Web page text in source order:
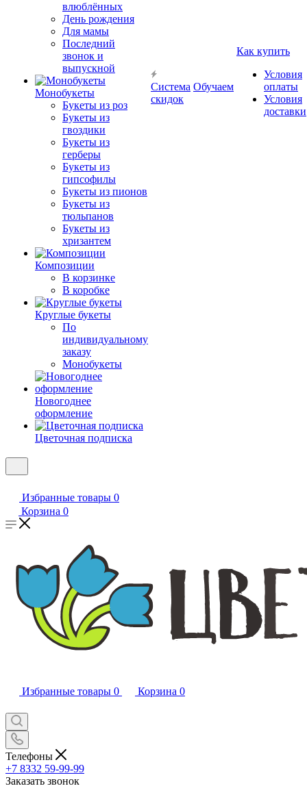
влюблённых
День рождения
Для мамы
Последний
звонок и
выпускной
Монобукеты
Букеты из роз
Букеты из
гвоздики
Букеты из
герберы
Букеты из
гипсофилы
Букеты из пионов
Букеты из
тюльпанов
Букеты из
хризантем
Композиции
В корзинке
В коробке
Круглые букеты
По
индивидуальному
заказу
Монобукеты
Новогоднее
оформление
Цветочная подписка
Система
скидок
Обучаем
Как купить
Условия
оплаты
Условия
доставки
Избранные товары 0
Корзина 0
Избранные товары 0 Корзина 0
Телефоны
+7 8332 59-99-99
Заказать звонок